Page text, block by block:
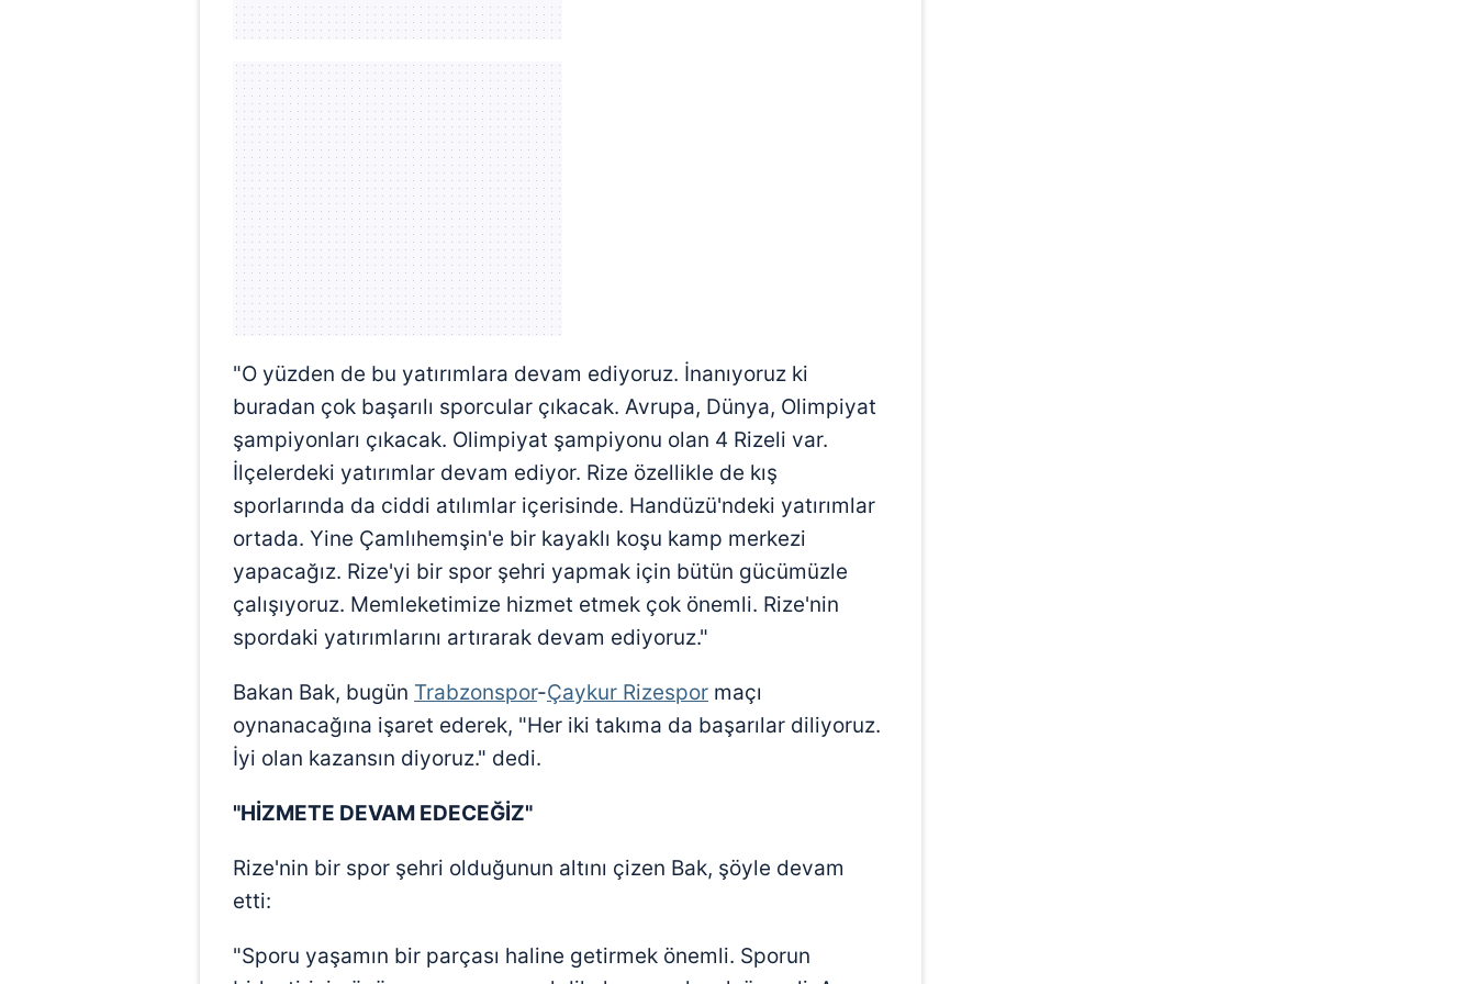
mevzuata uygun olarak kullanılan çerezlerle ilgili bilgi almak için lütfen
"O yüzden de bu yatırımlara devam ediyoruz. İnanıyoruz ki
buradan çok başarılı sporcular çıkacak. Avrupa, Dünya, Olimpiyat
şampiyonları çıkacak. Olimpiyat şampiyonu olan 4 Rizeli var.
İlçelerdeki yatırımlar devam ediyor. Rize özellikle de kış
sporlarında da ciddi atılımlar içerisinde. Handüzü'ndeki yatırımlar
ortada. Yine Çamlıhemşin'e bir kayaklı koşu kamp merkezi
yapacağız. Rize'yi bir spor şehri yapmak için bütün gücümüzle
çalışıyoruz. Memleketimize hizmet etmek çok önemli. Rize'nin
spordaki yatırımlarını artırarak devam ediyoruz."
Bakan Bak, bugün Trabzonspor-Çaykur Rizespor maçı
oynanacağına işaret ederek, "Her iki takıma da başarılar diliyoruz.
İyi olan kazansın diyoruz." dedi.
"HİZMETE DEVAM EDECEĞİZ"
Rize'nin bir spor şehri olduğunun altını çizen Bak, şöyle devam
etti:
"Sporu yaşamın bir parçası haline getirmek önemli. Sporun